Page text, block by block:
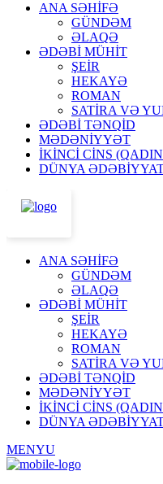
ANA SƏHİFƏ
GÜNDƏM
ƏLAQƏ
ƏDƏBİ MÜHİT
ŞEİR
HEKAYƏ
ROMAN
SATİRA VƏ
ƏDƏBİ TƏNQİD
MƏDƏNİYYƏT
İKİNCİ CİNS
DÜNYA
ANA SƏHİFƏ
GÜNDƏM
ƏLAQƏ
ƏDƏBİ MÜHİT
ŞEİR
HEKAYƏ
ROMAN
SATİRA VƏ
ƏDƏBİ TƏNQİD
MƏDƏNİYYƏT
İKİNCİ CİNS
DÜNYA
MENYU